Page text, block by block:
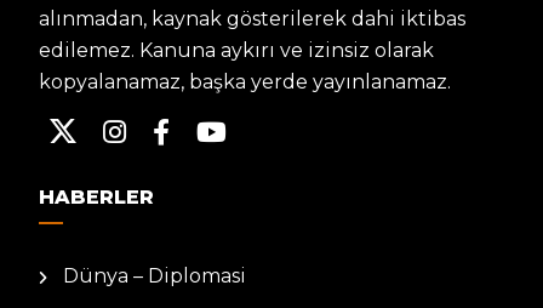
alınmadan, kaynak gösterilerek dahi iktibas
edilemez. Kanuna aykırı ve izinsiz olarak
kopyalanamaz, başka yerde yayınlanamaz.
HABERLER
Dünya – Diplomasi